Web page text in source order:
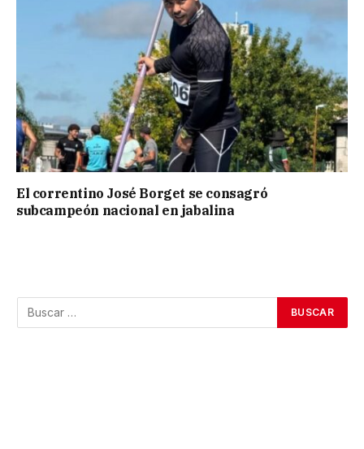
El correntino José Borget se consagró
subcampeón nacional en jabalina